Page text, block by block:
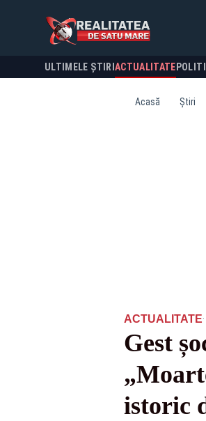
ULTIMELE ȘTIRI ACTUALITATE
Acasă Știri
ACTUALITATE·
Gest
istoric